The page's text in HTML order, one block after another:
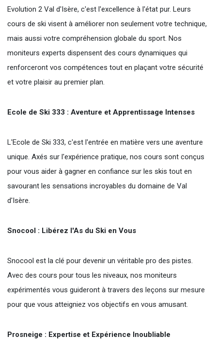
Evolution 2 Val d'Isère, c'est l'excellence à l'état pur. Leurs
cours de ski visent à améliorer non seulement votre technique,
mais aussi votre compréhension globale du sport. Nos
moniteurs experts dispensent des cours dynamiques qui
renforceront vos compétences tout en plaçant votre sécurité
et votre plaisir au premier plan.
Ecole de Ski 333 : Aventure et Apprentissage Intenses
L'Ecole de Ski 333, c'est l'entrée en matière vers une aventure
unique. Axés sur l'expérience pratique, nos cours sont conçus
pour vous aider à gagner en confiance sur les skis tout en
savourant les sensations incroyables du domaine de Val
d'Isère.
Snocool : Libérez l'As du Ski en Vous
Snocool est la clé pour devenir un véritable pro des pistes.
Avec des cours pour tous les niveaux, nos moniteurs
expérimentés vous guideront à travers des leçons sur mesure
pour que vous atteigniez vos objectifs en vous amusant.
Prosneige : Expertise et Expérience Inoubliable